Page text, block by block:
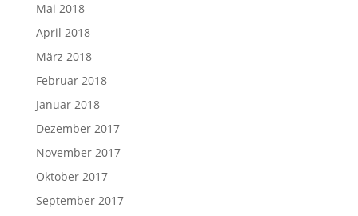
Mai 2018
April 2018
März 2018
Februar 2018
Januar 2018
Dezember 2017
November 2017
Oktober 2017
September 2017